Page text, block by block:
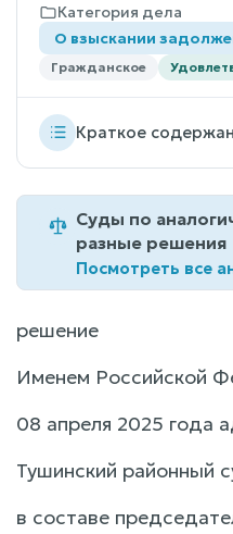
Категория дела
О взыскании
Гражданское
Краткое
Суды по
разные решения
Посмотреть все
решение
Именем Российской
08 апреля 2025 года
Тушинский районный
в составе